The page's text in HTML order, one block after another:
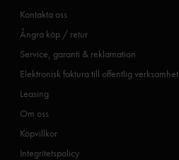
Kontakta oss
Ångra köp / retur
Service, garanti & reklamation
Elektronisk faktura till offentlig verksamhet
Leasing
Om oss
Köpvillkor
Integritetspolicy